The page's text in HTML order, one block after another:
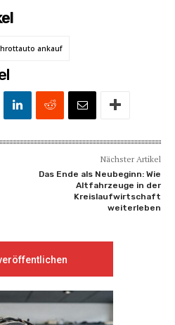
ankauf
Nächster Artikel
Das Ende als Neubeginn: Wie
Altfahrzeuge in der
Kreislaufwirtschaft
weiterleben